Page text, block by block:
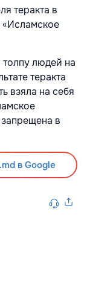
теракта в
«Исламское
людей на
теракта
взяла на себя
запрещена в
в Google